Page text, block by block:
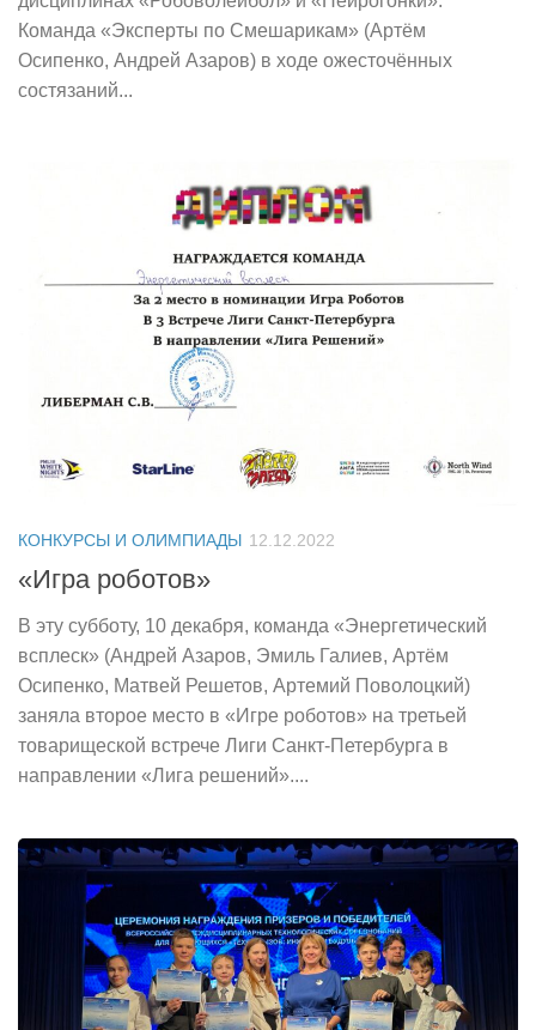
Команда «Эксперты по Смешарикам» (Артём
Осипенко, Андрей Азаров) в ходе ожесточённых
состязаний...
КОНКУРСЫ И ОЛИМПИАДЫ 12.12.2022
«Игра роботов»
В эту субботу, 10 декабря, команда «Энергетический
всплеск» (Андрей Азаров, Эмиль Галиев, Артём
Осипенко, Матвей Решетов, Артемий Поволоцкий)
заняла второе место в «Игре роботов» на третьей
товарищеской встрече Лиги Санкт-Петербурга в
направлении «Лига решений»....